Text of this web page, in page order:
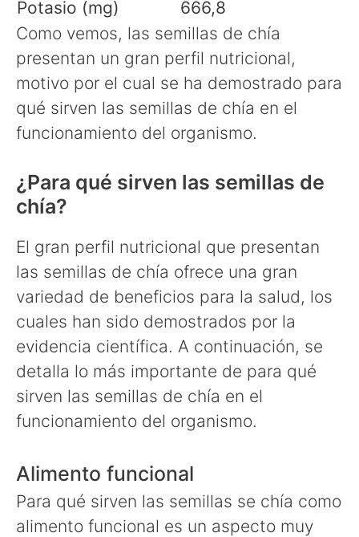
Potasio (mg)
666,8
Como vemos, las semillas de chía
presentan un gran perfil nutricional,
motivo por el cual se ha demostrado para
qué sirven las semillas de chía en el
funcionamiento del organismo.
¿Para qué sirven las semillas de
chía?
El gran perfil nutricional que presentan
las semillas de chía ofrece una gran
variedad de beneficios para la salud, los
cuales han sido demostrados por la
evidencia científica. A continuación, se
detalla lo más importante de para qué
sirven las semillas de chía en el
funcionamiento del organismo.
Alimento funcional
Para qué sirven las semillas se chía como
alimento funcional es un aspecto muy